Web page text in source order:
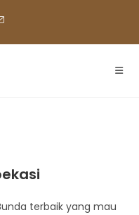
terbaik yang mau